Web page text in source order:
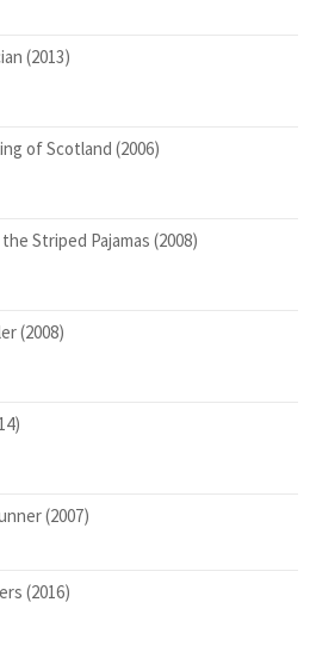
(2013)
of Scotland (2006)
Striped Pajamas (2008)
(2008)
(2007)
(2016)